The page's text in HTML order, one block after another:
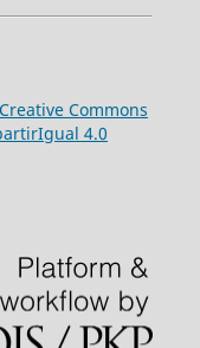
Commons
4.0